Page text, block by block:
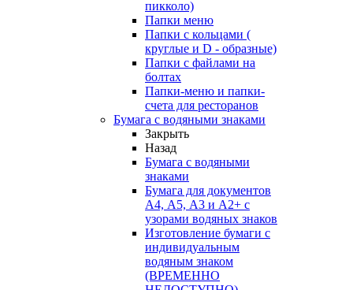
пикколо)
Папки меню
Папки с кольцами (
круглые и D - образные)
Папки с файлами на
болтах
Папки-меню и папки-
счета для ресторанов
Бумага с водяными знаками
Закрыть
Назад
Бумага с водяными
знаками
Бумага для документов
А4, А5, А3 и А2+ с
узорами водяных знаков
Изготовление бумаги с
индивидуальным
водяным знаком
(ВРЕМЕННО